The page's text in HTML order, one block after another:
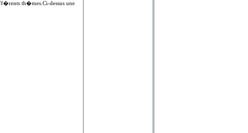
th�mes.Ci-dessus une